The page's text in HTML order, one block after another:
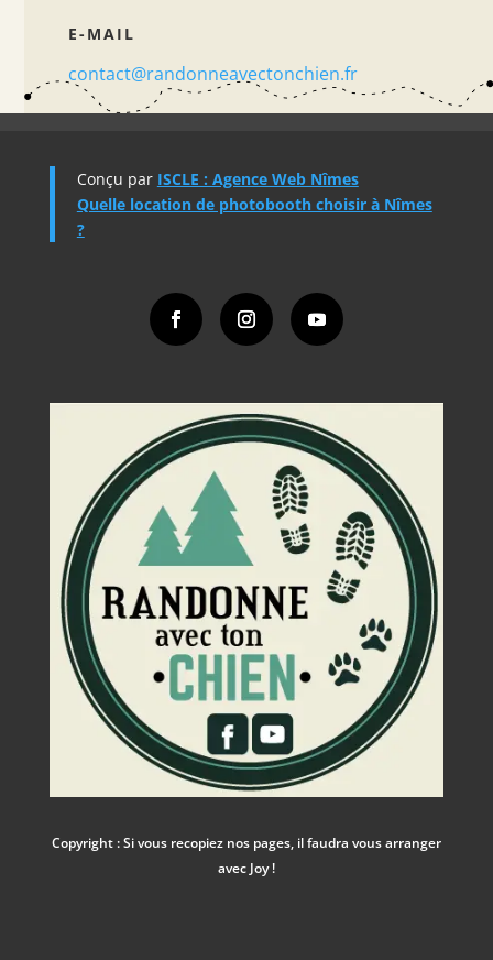
E-MAIL
contact@randonneavectonchien.fr
Conçu par ISCLE : Agence Web Nîmes
Quelle location de photobooth choisir à Nîmes
?
Copyright : Si vous recopiez nos pages, il faudra vous arranger
avec Joy !